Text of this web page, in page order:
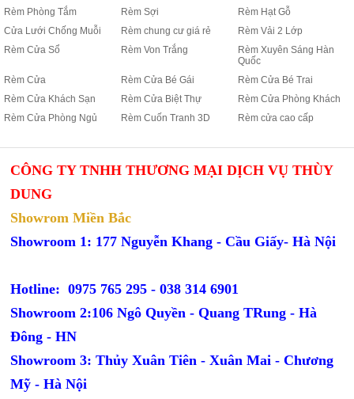
Rèm Phòng Tắm
Rèm Sợi
Rèm Hạt Gỗ
Cửa Lưới Chống Muỗi
Rèm chung cư giá rẻ
Rèm Vải 2 Lớp
Rèm Cửa Sổ
Rèm Von Trắng
Rèm Xuyên Sáng Hàn
Quốc
Rèm Cửa
Rèm Cửa Bé Gái
Rèm Cửa Bé Trai
Rèm Cửa Khách Sạn
Rèm Cửa Biệt Thự
Rèm Cửa Phòng Khách
Rèm Cửa Phòng Ngủ
Rèm Cuốn Tranh 3D Rèm cửa cao cấp
CÔNG TY TNHH THƯƠNG MẠI DỊCH VỤ THÙY
DUNG
Showrom Miền Bắc
Showroom 1: 177 Nguyễn Khang - Cầu Giấy- Hà Nội
Hotline: 0975 765 295 -038 314 6901
Showroom 2:106 Ngô Quyền - Quang TRung - Hà
Đông - HN
Showroom 3: Thủy Xuân Tiên - Xuân Mai - Chương
Mỹ - Hà Nội